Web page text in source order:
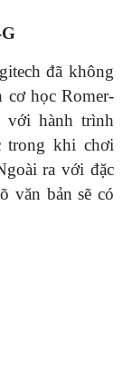
đã không
cơ học Romer-
với hành trình
trong khi chơi
ra với đặc
văn bản sẽ có